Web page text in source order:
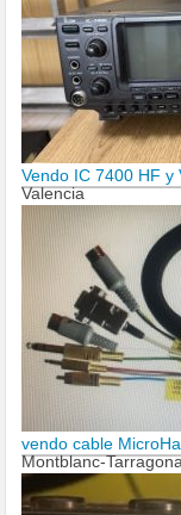
Vendo IC 7400 HF y
Valencia
vendo cable
Montblanc-